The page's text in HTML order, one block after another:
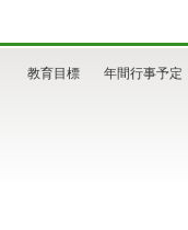
教育目標 年間行事予定